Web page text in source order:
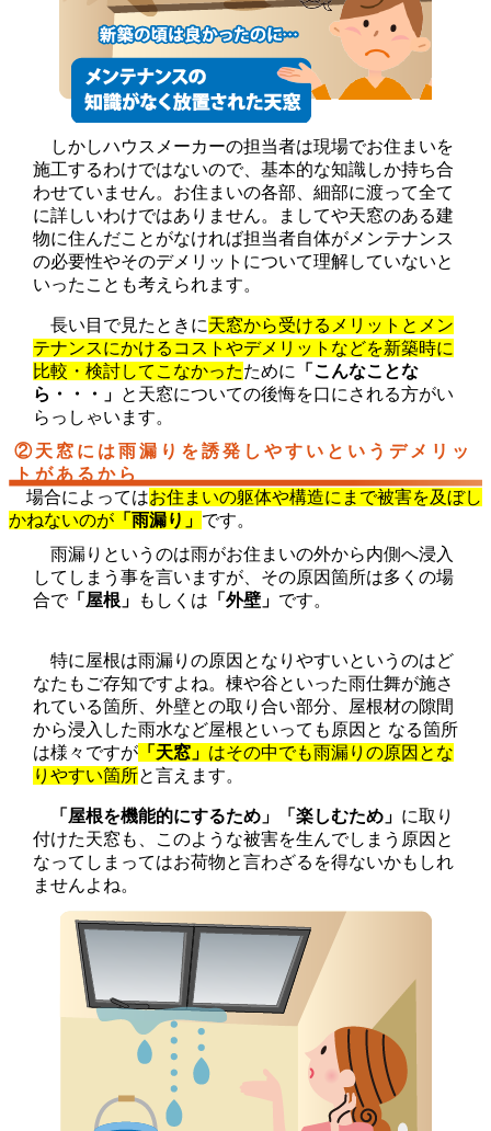
しかしハウスメーカーの担当者は現場でお住まいを
施工するわけではないので、基本的な知識しか持ち合
わせていません。お住まいの各部、細部に渡って全て
に詳しいわけではありません。ましてや天窓のある建
物に住んだことがなければ担当者自体がメンテナンス
の必要性やそのデメリットについて理解していないと
いったことも考えられます。
長い目で見たときに天窓から受けるメリットとメン
テナンスにかけるコストやデメリットなどを新築時に
比較・検討してこなかったために 「こんなことな
ら・・・」 と天窓についての後悔を口にされる方がい
らっしゃいます。
②天窓には雨漏りを誘発しやすいというデメリッ
トがあるから
場合によってはお住まいの躯体や構造にまで被害を及ぼし
かねないのが 「雨漏り」 です。
雨漏りというのは雨がお住まいの外から内側へ浸入
してしまう事を言いますが、その原因箇所は多くの場
合で「屋根」 もしくは 「外壁」 です。
特に屋根は雨漏りの原因となりやすいというのはど
なたもご存知ですよね。棟や谷といった雨仕舞が施さ
れている箇所、外壁との取り合い部分、屋根材の隙間
から浸入した雨水など屋根といっても原因と なる箇所
は様々ですが「天窓」 はその中でも雨漏りの原因とな
りやすい箇所と言えます。
「屋根を機能的にするため」「楽しむため」 に取り
付けた天窓も、このような被害を生んでしまう原因と
なってしまってはお荷物と言わざるを得ないかもしれ
ませんよね。